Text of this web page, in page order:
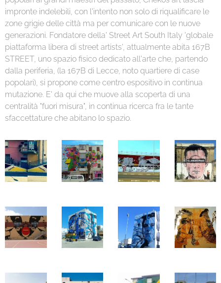
impronte indelebili, con l'intento non solo di riqualificare le
zone grigie delle città ma per comunicare con le nuove
generazioni. Fondatore della' Street Art South Italy 'globale
piattaforma libera di street artists', attualmente abita 167B
STREET, uno spazio fisico dedicato all'arte che, partendo
dalla periferia, (la 167B di Lecce, noto quartiere di case
popolari), si propone come centro espositivo in continua
mutazione. E' da qui che muove alla scoperta di una
centralità "fuori misura", in continua ricerca fra le tante
sfaccettature che abitano lo spazio.